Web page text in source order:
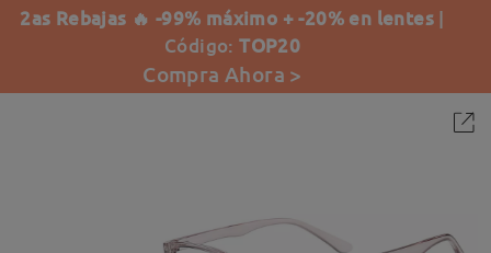
2as Rebajas 🔥 -99% máximo + -20% en lentes |
Código:TOP20
Compra Ahora >